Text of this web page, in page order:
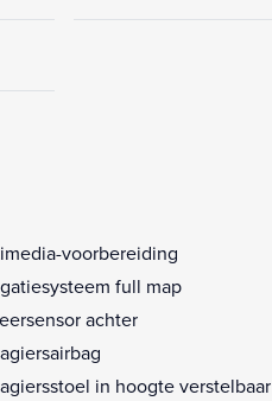
voorbereiding
full map
achter
in hoogte verstelbaar